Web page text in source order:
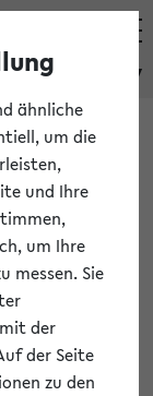
eKVV
die Ihnen
Verfügung
an:
ähnliche
um die
und Ihre
um Ihre
messen. Sie
der
der Seite
zu den